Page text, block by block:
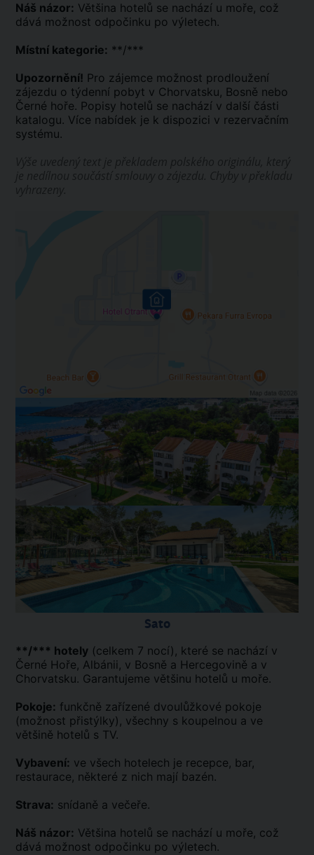
Náš názor: Většina hotelů se nachází u moře, což
dává možnost odpočinku po výletech.
Místní kategorie: **/***
Upozornění! Pro zájemce možnost prodloužení
zájezdu o týdenní pobyt v Chorvatsku, Bosně nebo
Černé hoře. Popisy hotelů se nachází v další části
katalogu. Více nabídek je k dispozici v rezervačním
systému.
Sato
**/*** hotely (celkem 7 nocí), které se nachází v
Černé Hoře, Albánii, v Bosně a Hercegovině a v
Chorvatsku. Garantujeme většinu hotelů u moře.
Pokoje: funkčně zařízené dvoulůžkové pokoje
(možnost přistýlky), všechny s koupelnou a ve
většině hotelů s TV.
Vybavení: ve všech hotelech je recepce, bar,
restaurace, některé z nich mají bazén.
Strava: snídaně a večeře.
Náš názor: Většina hotelů se nachází u moře, což
dává možnost odpočinku po výletech.